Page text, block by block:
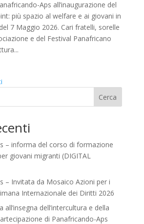
Aps all’inaugurazione del
più spazio al welfare e ai giovani in
7 Maggio 2026. Cari fratelli, sorelle
e del Festival Panafricano
Cerca
– informa del corso di formazione
giovani migranti (DIGITAL
– Invitata da Mosaico Azioni per i
Internazionale dei Diritti 2026
dell’intercultura e della
di Panafricando-Aps